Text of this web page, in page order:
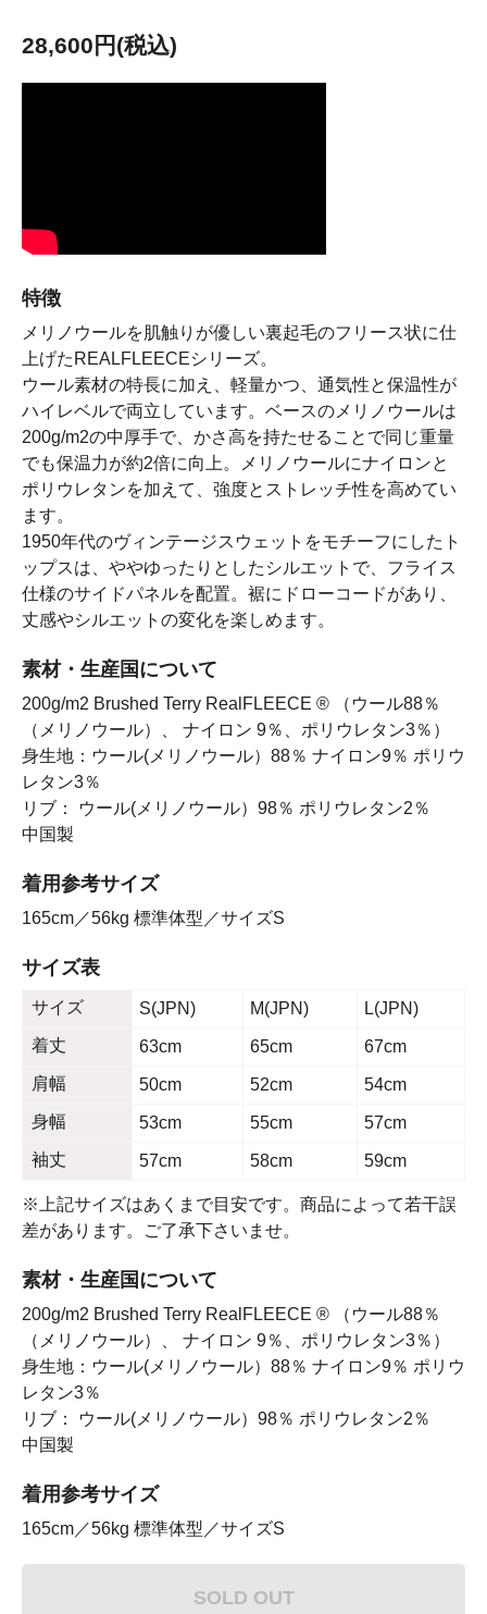
28,600円(税込)
特徴
メリノウールを肌触りが優しい裏起毛のフリース状に仕
上げたREALFLEECEシリーズ。
ウール素材の特長に加え、軽量かつ、通気性と保温性が
ハイレベルで両立しています。ベースのメリノウールは
200g/m2の中厚手で、かさ高を持たせることで同じ重量
でも保温力が約2倍に向上。メリノウールにナイロンと
ポリウレタンを加えて、強度とストレッチ性を高めてい
ます。
1950年代のヴィンテージスウェットをモチーフにしたト
ップスは、ややゆったりとしたシルエットで、フライス
仕様のサイドパネルを配置。裾にドローコードがあり、
丈感やシルエットの変化を楽しめます。
素材・生産国について
200g/m2 Brushed Terry RealFLEECE ® （ウール88％
（メリノウール）、 ナイロン 9％、ポリウレタン3％）
身生地：ウール(メリノウール）88％ ナイロン9％ ポリウ
レタン3％
リブ： ウール(メリノウール）98％ ポリウレタン2％
中国製
着用参考サイズ
165cm／56kg 標準体型／サイズS
サイズ表
サイズ S(JPN) M(JPN)
L(JPN)
着丈
63cm 65cm
67cm
肩幅
50cm 52cm
54cm
身幅
53cm 55cm
57cm
袖丈
57cm 58cm 59cm
※上記サイズはあくまで目安です。商品によって若干誤
差があります。ご了承下さいませ。
素材・生産国について
200g/m2 Brushed Terry RealFLEECE ® （ウール88％
（メリノウール）、 ナイロン 9％、ポリウレタン3％）
身生地：ウール(メリノウール）88％ ナイロン9％ ポリウ
レタン3％
リブ： ウール(メリノウール）98％ ポリウレタン2％
中国製
着用参考サイズ
165cm／56kg 標準体型／サイズS
SOLD OUT